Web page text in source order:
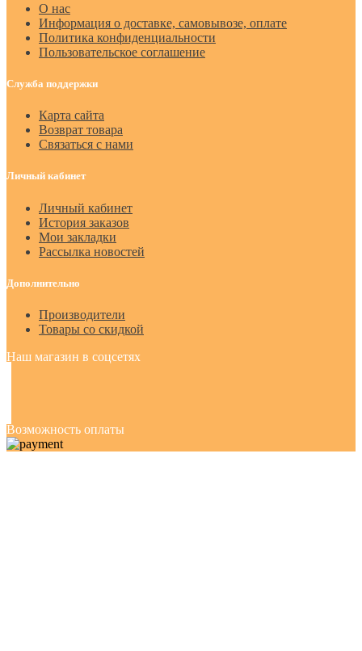
О нас
Информация о доставке, самовывозе, оплате
Политика конфиденциальности
Пользовательское соглашение
Служба поддержки
Карта сайта
Возврат товара
Связаться с нами
Личный кабинет
Личный кабинет
История заказов
Мои закладки
Рассылка новостей
Дополнительно
Производители
Товары со скидкой
Наш магазин в соцсетях
Возможность оплаты